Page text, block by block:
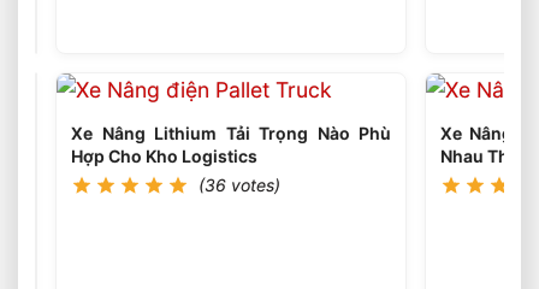
Có
Thể
Việc
Liên
Tục
Xe Nâng Lithium Tải Trọng Nào Phù
Hợp Cho Kho Logistics
(36 votes)
Xe Nâng
Nhau Thế